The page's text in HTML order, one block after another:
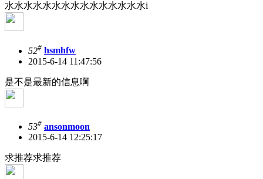
水水水水水水水水水水水水水水水i
52# hsmhfw
2015-6-14 11:47:56
是不是最新的信息啊
53# ansonmoon
2015-6-14 12:25:17
求推荐求推荐